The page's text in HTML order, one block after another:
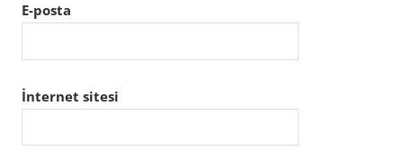
E-posta
İnternet sitesi